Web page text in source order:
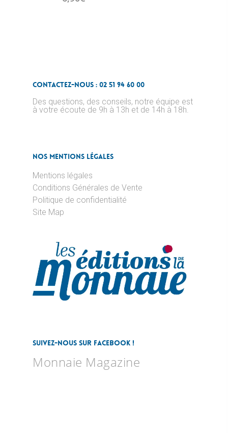
Contactez-nous : 02 51 94 60 00
Des questions, des conseils, notre équipe est
à votre écoute de 9h à 13h et de 14h à 18h.
Nos Mentions Légales
Mentions légales
Conditions Générales de Vente
Politique de confidentialité
Site Map
Suivez-nous sur Facebook !
Monnaie Magazine